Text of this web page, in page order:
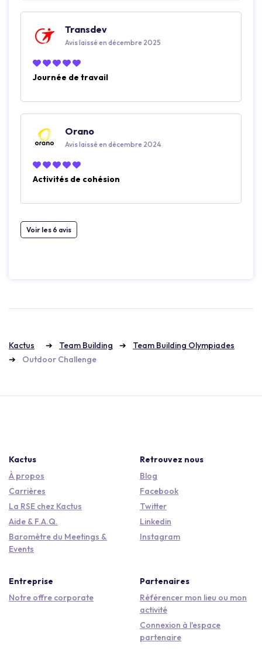
Transdev
Avis laissé en décembre 2025
Journée de travail
Orano
Avis laissé en décembre 2024
Activités de cohésion
Voir les 6 avis
Kactus Team Building
Team Building Olympiades
Outdoor Challenge
Kactus
À propos
Carrières
La RSE chez Kactus
Aide & F.A.Q.
Baromètre du Meetings &
Events
Retrouvez nous
Blog
Facebook
Twitter
Linkedin
Instagram
Entreprise
Notre offre corporate
Partenaires
Référencer mon lieu ou mon
activité
Connexion à l'espace
partenaire